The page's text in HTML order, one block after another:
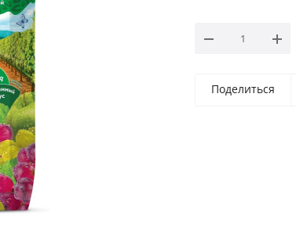
Поделиться